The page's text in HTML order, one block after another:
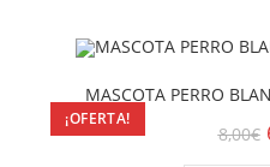
¡OFERTA!
MASCOTA PERRO
8,00€